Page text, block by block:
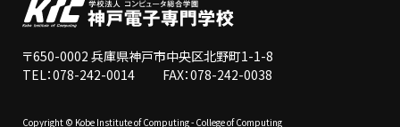
〒650-0002 兵庫県神戸市中央区北野町1-1-8
TEL：078-242-0014 FAX：078-242-0038
Copyright © Kobe Institute of Computing - College of Computing